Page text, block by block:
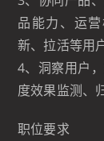
品能力、运
新、拉活等用
4、洞察用户
度效果监测、
职位要求